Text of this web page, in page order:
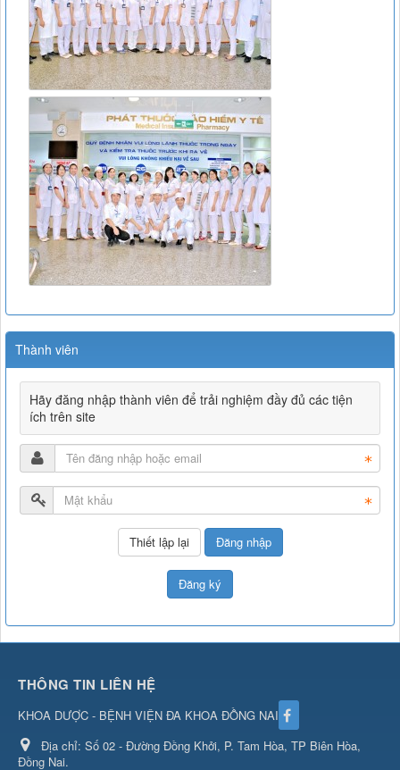
Thành viên
Hãy đăng nhập thành viên để trải nghiệm đầy đủ các tiện
ích trên site
Đăng nhập
Đăng ký
THÔNG TIN LIÊN HỆ
KHOA DƯỢC - BỆNH VIỆN ĐA KHOA ĐỒNG NAI
Địa chỉ: Số 02 - Đường Đồng Khởi, P. Tam Hòa, TP Biên Hòa,
Đồng Nai.